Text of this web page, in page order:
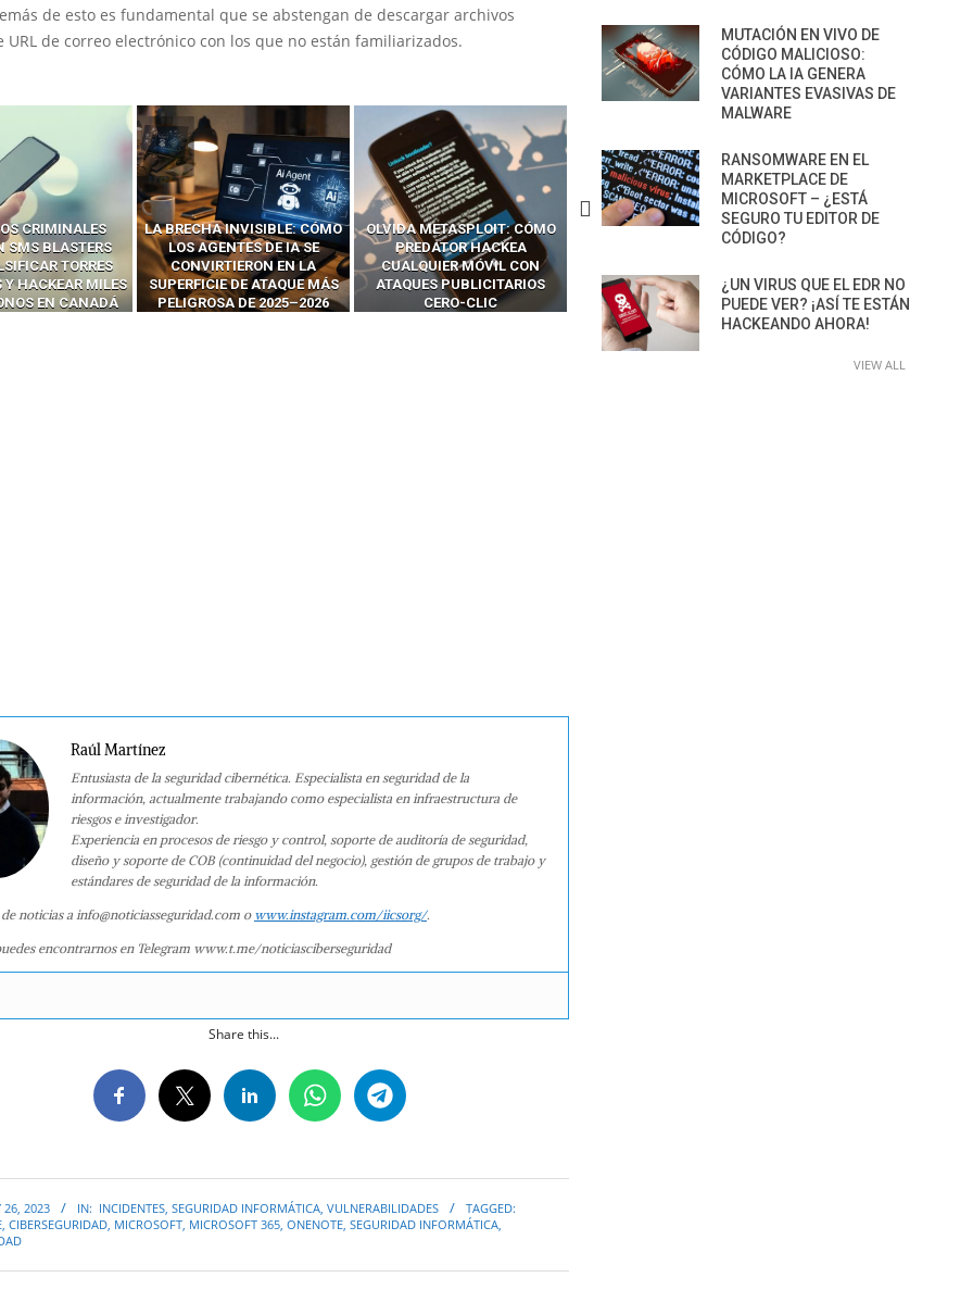
de esto es fundamental que se abstengan de descargar archivos
URL de correo electrónico con los que no están familiarizados.
CRIMINALES
SMS BLASTERS
TORRES
Y HACKEAR MILES
EN CANADÁ
LA BRECHA INVISIBLE: CÓMO
LOS AGENTES DE IA SE
CONVIRTIERON EN LA
SUPERFICIE DE ATAQUE MÁS
PELIGROSA DE 2025–2026
OLVIDA METASPLOIT: CÓMO
PREDATOR HACKEA
CUALQUIER MÓVIL CON
ATAQUES PUBLICITARIOS
CERO-CLIC
CÓMO LOS HACKERS
INTERCEPTAN OTPS Y
‘HACKEAR’ — EL INCREÍBLE
PODER DE LOS SIM BOXES”
13 TÉCNICAS
NAVEGADORES DE IA
AGÉNTICA
Raúl Martínez
Entusiasta de la seguridad cibernética. Especialista en seguridad de la
información, actualmente trabajando como especialista en infraestructura de
riesgos e investigador.
Experiencia en procesos de riesgo y control, soporte de auditoría de seguridad,
diseño y soporte de COB (continuidad del negocio), gestión de grupos de trabajo y
estándares de seguridad de la información.
noticias a info@noticiasseguridad.com o www.instagram.com/iicsorg/.
encontrarnos en Telegram www.t.me/noticiasciberseguridad
Share this...
26, 2023 IN: INCIDENTES, SEGURIDAD INFORMÁTICA, VULNERABILIDADES
TAGGED:
, CIBERSEGURIDAD, MICROSOFT, MICROSOFT 365, ONENOTE, SEGURIDAD INFORMÁTICA,
MUTACIÓN EN VIVO DE
CÓDIGO MALICIOSO:
CÓMO LA IA GENERA
VARIANTES EVASIVAS DE
MALWARE
RANSOMWARE EN EL
MARKETPLACE DE
MICROSOFT – ¿ESTÁ
SEGURO TU EDITOR DE
CÓDIGO?
¿UN VIRUS QUE EL EDR NO
PUEDE VER? ¡ASÍ TE ESTÁN
HACKEANDO AHORA!
VIEW ALL